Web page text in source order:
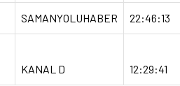
SAMANYOLUHABER 22:46:13
KANAL D 12:29:41